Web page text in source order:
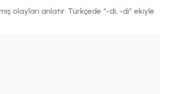
olayları anlatır. Türkçede “-di, -dı” ekiyle